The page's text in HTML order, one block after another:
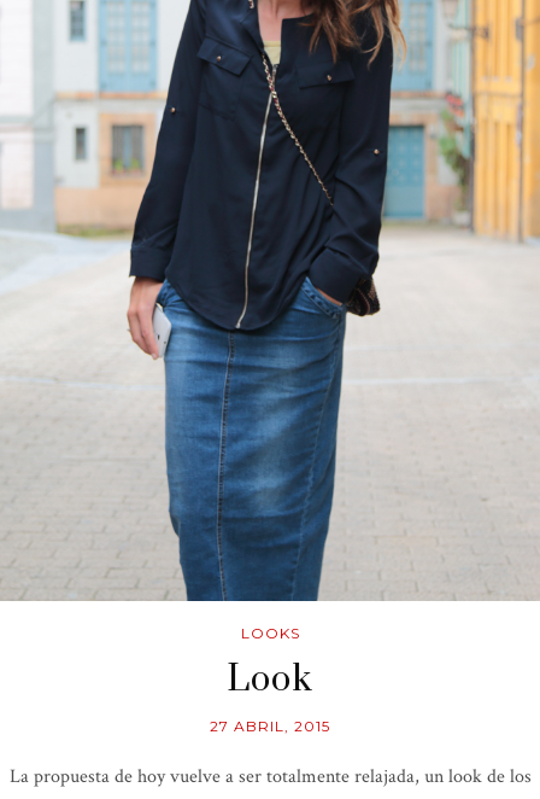
LOOKS
Look
27 ABRIL, 2015
La propuesta de hoy vuelve a ser totalmente relajada, un look de los